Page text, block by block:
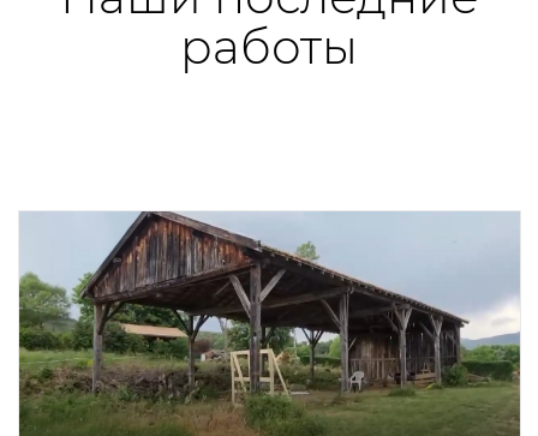
работы